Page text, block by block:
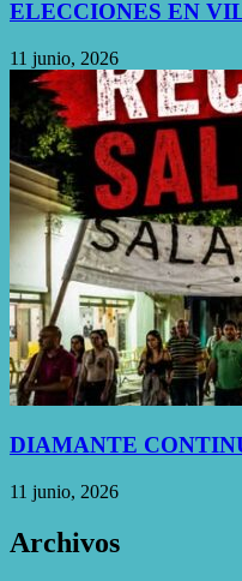
ELECCIONES EN
11 junio, 2026
DIAMANTE
11 junio, 2026
Archivos